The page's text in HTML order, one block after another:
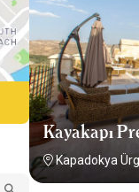
Kayakapı
Kapadokya